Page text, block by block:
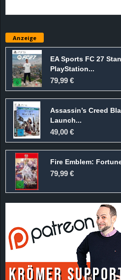
Anzeige
EA Sports FC 27
PlayStation...
79,99 €
Assassin’s Creed
Launch...
49,00 €
Fire Emblem:
79,99 €